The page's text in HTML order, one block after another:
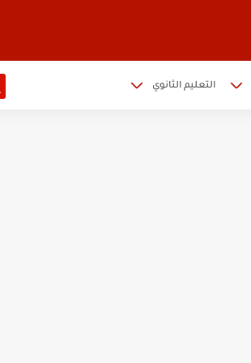
التعليم الثانوي